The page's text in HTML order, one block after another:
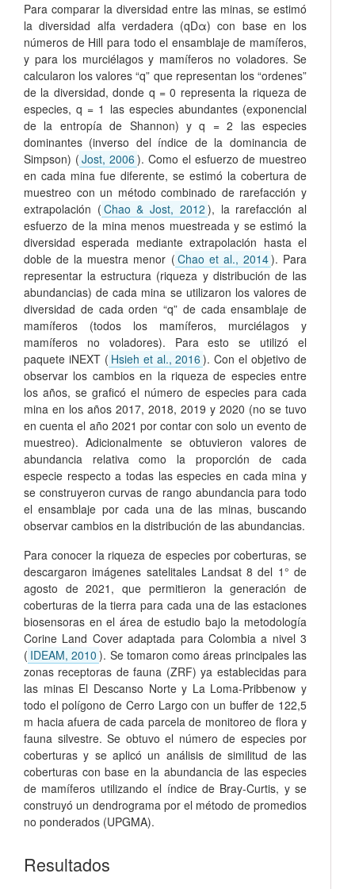
Para comparar la diversidad entre las minas, se estimó
la diversidad alfa verdadera (qDα) con base en los
números de Hill para todo el ensamblaje de mamíferos,
y para los murciélagos y mamíferos no voladores. Se
calcularon los valores “q” que representan los “ordenes”
de la diversidad, donde q = 0 representa la riqueza de
especies, q = 1 las especies abundantes (exponencial
de la entropía de Shannon) y q = 2 las especies
dominantes (inverso del índice de la dominancia de
Simpson) ( Jost, 2006 ). Como el esfuerzo de muestreo
en cada mina fue diferente, se estimó la cobertura de
muestreo con un método combinado de rarefacción y
extrapolación ( Chao & Jost, 2012 ), la rarefacción al
esfuerzo de la mina menos muestreada y se estimó la
diversidad esperada mediante extrapolación hasta el
doble de la muestra menor ( Chao et al., 2014). Para
representar la estructura (riqueza y distribución de las
abundancias) de cada mina se utilizaron los valores de
diversidad de cada orden “q” de cada ensamblaje de
mamíferos (todos los mamíferos, murciélagos y
mamíferos no voladores). Para esto se utilizó el
paquete iNEXT ( Hsieh et al., 2016 ). Con el objetivo de
observar los cambios en la riqueza de especies entre
los años, se graficó el número de especies para cada
mina en los años 2017, 2018, 2019 y 2020 (no se tuvo
en cuenta el año 2021 por contar con solo un evento de
muestreo). Adicionalmente se obtuvieron valores de
abundancia relativa como la proporción de cada
especie respecto a todas las especies en cada mina y
se construyeron curvas de rango abundancia para todo
el ensamblaje por cada una de las minas, buscando
observar cambios en la distribución de las abundancias.
Para conocer la riqueza de especies por coberturas, se
descargaron imágenes satelitales Landsat 8 del 1° de
agosto de 2021, que permitieron la generación de
coberturas de la tierra para cada una de las estaciones
biosensoras en el área de estudio bajo la metodología
Corine Land Cover adaptada para Colombia a nivel 3
( IDEAM, 2010 ). Se tomaron como áreas principales las
zonas receptoras de fauna (ZRF) ya establecidas para
las minas El Descanso Norte y La Loma-Pribbenow y
todo el polígono de Cerro Largo con un buffer de 122,5
m hacia afuera de cada parcela de monitoreo de flora y
fauna silvestre. Se obtuvo el número de especies por
coberturas y se aplicó un análisis de similitud de las
coberturas con base en la abundancia de las especies
de mamíferos utilizando el índice de Bray-Curtis, y se
construyó un dendrograma por el método de promedios
no ponderados (UPGMA).
Resultados